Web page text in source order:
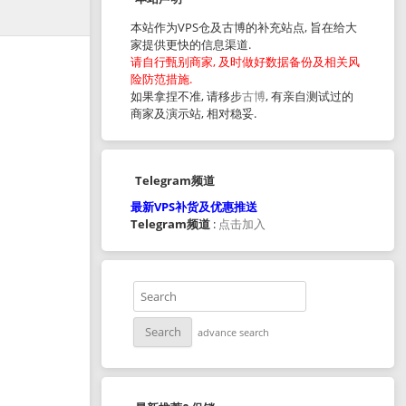
本站作为VPS仓及古博的补充站点, 旨在给大
家提供更快的信息渠道.
请自行甄别商家, 及时做好数据备份及相关风
险防范措施.
如果拿捏不准, 请移步古博, 有亲自测试过的
商家及演示站, 相对稳妥.
Telegram频道
最新VPS补货及优惠推送
Telegram频道 : 点击加入
advance search